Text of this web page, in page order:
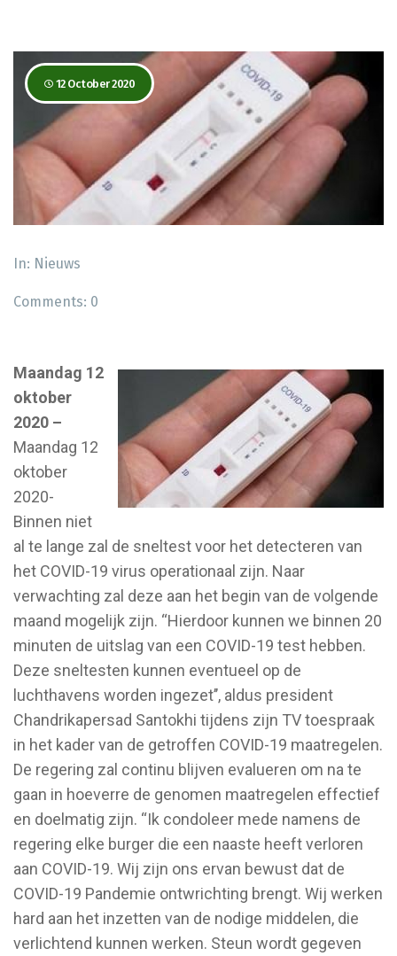
12 October 2020
In: Nieuws
Comments: 0
Maandag 12
oktober
2020 –
Maandag 12
oktober
2020-
Binnen niet
al te lange zal de sneltest voor het detecteren van
het COVID-19 virus operationaal zijn. Naar
verwachting zal deze aan het begin van de volgende
maand mogelijk zijn. “Hierdoor kunnen we binnen 20
minuten de uitslag van een COVID-19 test hebben.
Deze sneltesten kunnen eventueel op de
luchthavens worden ingezet’’, aldus president
Chandrikapersad Santokhi tijdens zijn TV toespraak
in het kader van de getroffen COVID-19 maatregelen.
De regering zal continu blijven evalueren om na te
gaan in hoeverre de genomen maatregelen effectief
en doelmatig zijn. “Ik condoleer mede namens de
regering elke burger die een naaste heeft verloren
aan COVID-19. Wij zijn ons ervan bewust dat de
COVID-19 Pandemie ontwrichting brengt. Wij werken
hard aan het inzetten van de nodige middelen, die
verlichtend kunnen werken. Steun wordt gegeven